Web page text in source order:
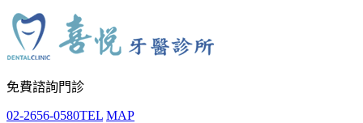
免費諮詢門診
02-2656-0580TEL MAP